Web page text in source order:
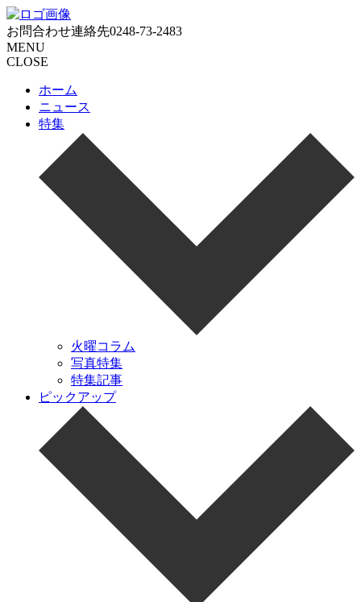
お問合わせ連絡先0248-73-2483
MENU
CLOSE
ホーム
ニュース
特集
火曜コラム
写真特集
特集記事
ピックアップ